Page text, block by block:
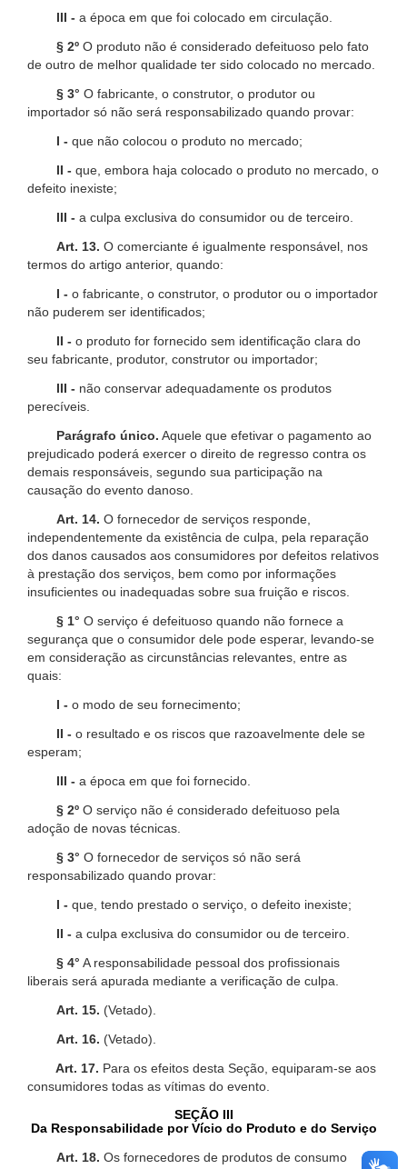
III - a época em que foi colocado em circulação.
§ 2º O produto não é considerado defeituoso pelo fato
de outro de melhor qualidade ter sido colocado no mercado.
§ 3° O fabricante, o construtor, o produtor ou
importador só não será responsabilizado quando provar:
I - que não colocou o produto no mercado;
II - que, embora haja colocado o produto no mercado, o
defeito inexiste;
III - a culpa exclusiva do consumidor ou de terceiro.
Art. 13. O comerciante é igualmente responsável, nos
termos do artigo anterior, quando:
I - o fabricante, o construtor, o produtor ou o importador
não puderem ser identificados;
II - o produto for fornecido sem identificação clara do
seu fabricante, produtor, construtor ou importador;
III - não conservar adequadamente os produtos
perecíveis.
Parágrafo único. Aquele que efetivar o pagamento ao
prejudicado poderá exercer o direito de regresso contra os
demais responsáveis, segundo sua participação na
causação do evento danoso.
Art. 14. O fornecedor de serviços responde,
independentemente da existência de culpa, pela reparação
dos danos causados aos consumidores por defeitos relativos
à prestação dos serviços, bem como por informações
insuficientes ou inadequadas sobre sua fruição e riscos.
§ 1° O serviço é defeituoso quando não fornece a
segurança que o consumidor dele pode esperar, levando-se
em consideração as circunstâncias relevantes, entre as
quais:
I - o modo de seu fornecimento;
II - o resultado e os riscos que razoavelmente dele se
esperam;
III - a época em que foi fornecido.
§ 2º O serviço não é considerado defeituoso pela
adoção de novas técnicas.
§ 3° O fornecedor de serviços só não será
responsabilizado quando provar:
I - que, tendo prestado o serviço, o defeito inexiste;
II - a culpa exclusiva do consumidor ou de terceiro.
§ 4° A responsabilidade pessoal dos profissionais
liberais será apurada mediante a verificação de culpa.
Art. 15. (Vetado).
Art. 16. (Vetado).
Art. 17. Para os efeitos desta Seção, equiparam-se aos
consumidores todas as vítimas do evento.
SEÇÃO III
Da Responsabilidade por Vício do Produto e do Serviço
Art. 18. Os fornecedores de produtos de consumo